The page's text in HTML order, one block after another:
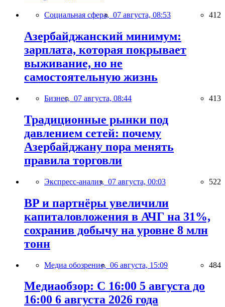
Социальная сфера, 07 августа, 08:53 412
Азербайджанский минимум:
зарплата, которая покрывает
выживание, но не
самостоятельную жизнь
Бизнес, 07 августа, 08:44 413
Традиционные рынки под
давлением сетей: почему
Азербайджану пора менять
правила торговли
Экспресс-анализ, 07 августа, 00:03 522
BP и партнёры увеличили
капиталовложения в АЧГ на 31%,
сохранив добычу на уровне 8 млн
тонн
Медиа обозрение, 06 августа, 15:09 484
Медиаобзор: С 16:00 5 августа до
16:00 6 августа 2026 года